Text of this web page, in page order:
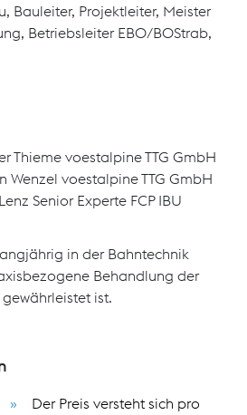
Bauleiter, Projektleiter, Meister
Betriebsleiter EBO/BOStrab,
Thieme voestalpine TTG GmbH
Wenzel voestalpine TTG GmbH
Senior Experte FCP IBU
in der Bahntechnik
Behandlung der
ist.
Der Preis versteht sich pro